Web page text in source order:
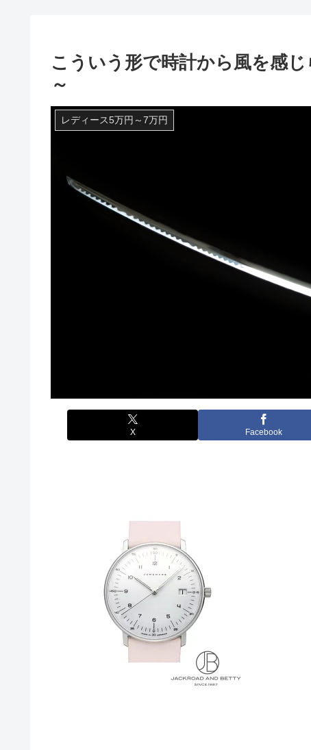
こういう形で時計から風を感
～
レディース5万円～7万円
X Facebook